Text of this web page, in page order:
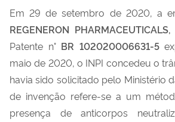
Em 29 de setembro de 2020, a
REGENERON PHARMACEUTICALS,
Patente n° BR 102020006631-5
maio de 2020, o INPI concedeu o
havia sido solicitado pelo Ministério
de invenção refere-se a um
presença de anticorpos